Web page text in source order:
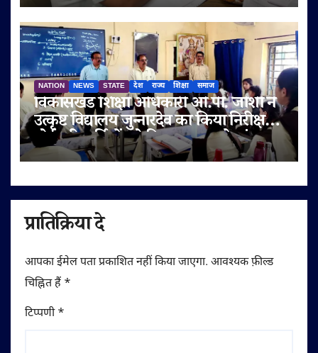
NATION NEWS STATE देश राज्य शिक्षा समाज
विकासखंड शिक्षा अधिकारी ओ.पी. जोशी ने
उत्कृष्ट विद्यालय जुन्नारदेव का किया निरीक्षण,
बोर्ड परीक्षार्थियों को दिए सफलता के मंत्र
प्रातिक्रिया दे
आपका ईमेल पता प्रकाशित नहीं किया जाएगा. आवश्यक फ़ील्ड
चिह्नित हैं *
टिप्पणी*